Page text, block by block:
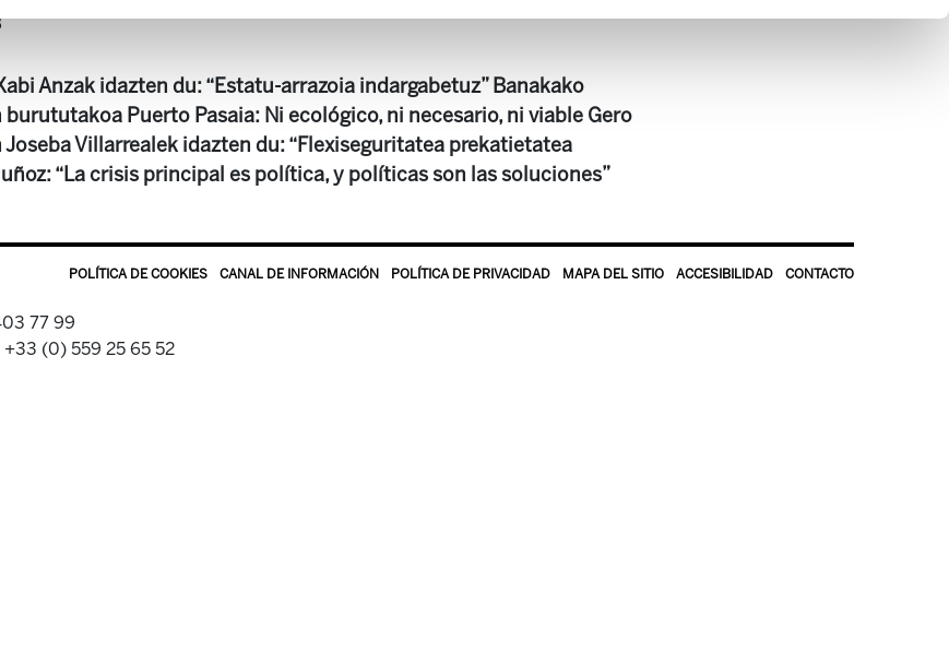
Anzak idazten du: “Estatu-arrazoia indargabetuz” Banakako
Puerto Pasaia: Ni ecológico, ni necesario, ni viable Gero
Villarrealek idazten du: “Flexiseguritatea prekatietatea
“La crisis principal es política, y políticas son las soluciones”
POLÍTICA DE COOKIES CANAL DE INFORMACIÓN POLÍTICA DE PRIVACIDAD MAPA DEL SITIO ACCESIBILIDAD CONTACTO
77 99
+33 (0) 559 25 65 52